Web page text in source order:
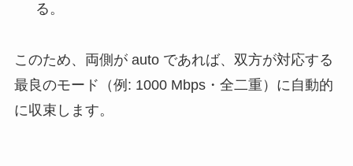
る。
このため、両側が auto であれば、双方が対応する
最良のモード（例: 1000 Mbps・全二重）に自動的
に収束します。